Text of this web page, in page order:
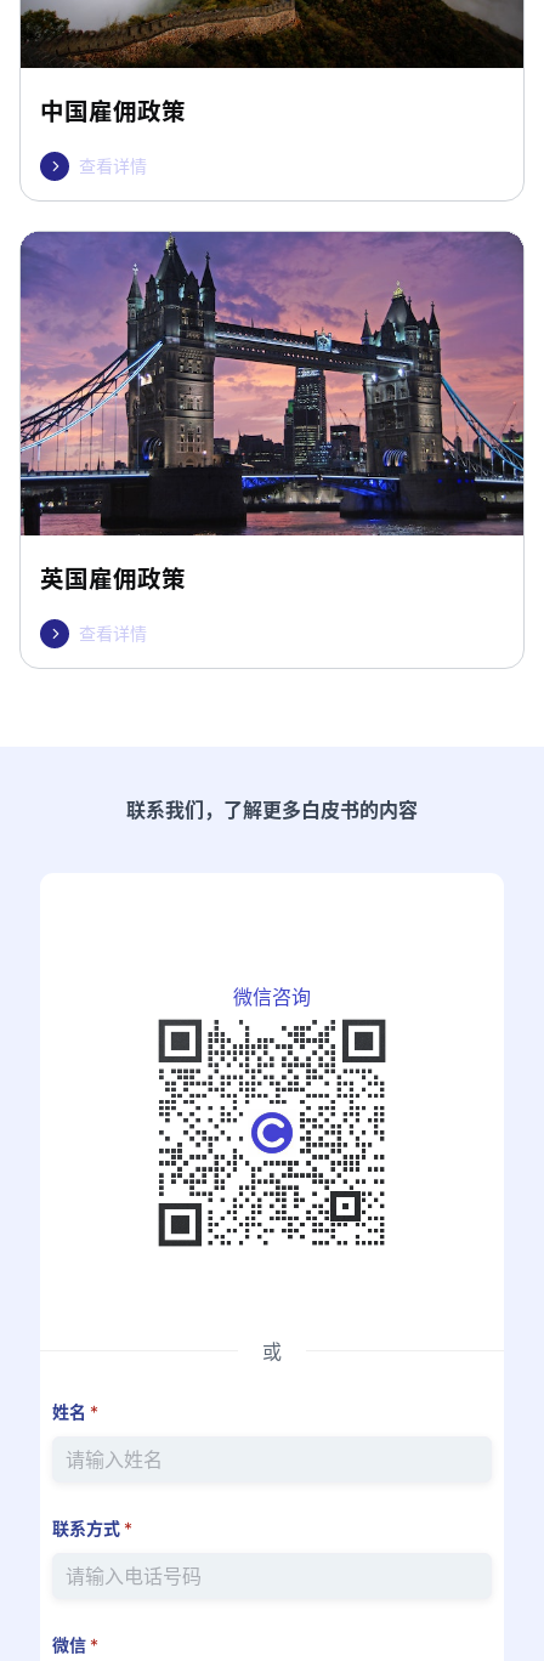
中国雇佣政策
 查看详情
英国雇佣政策
 查看详情
联系我们，了解更多白皮书的内容
微信咨询
或
姓名 *
联系方式 *
微信 *